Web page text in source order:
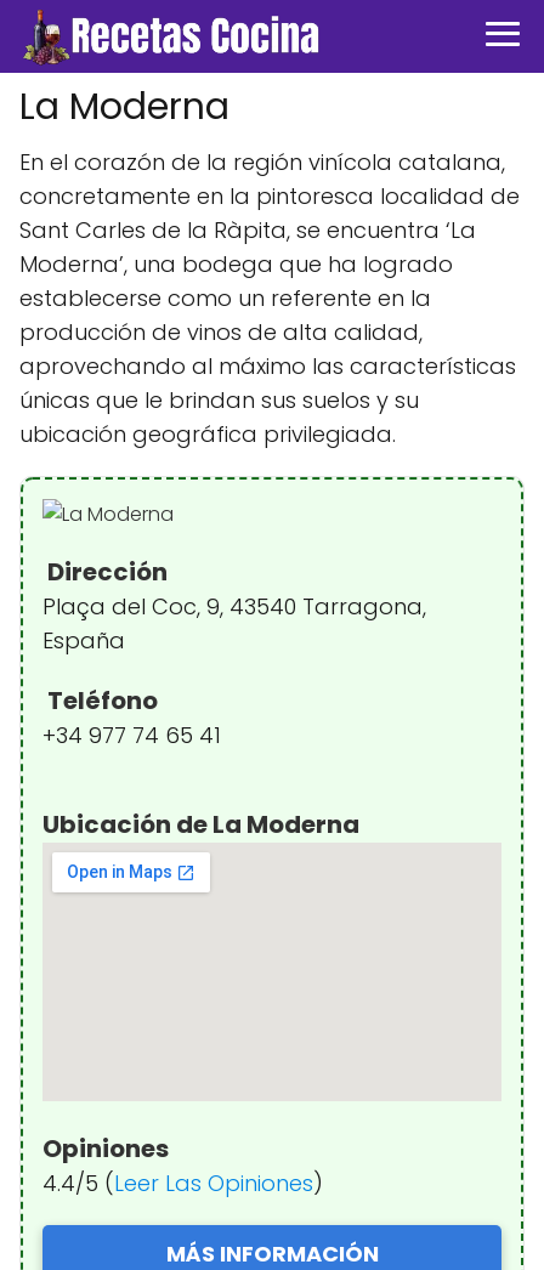
La Moderna
En el corazón de la región vinícola catalana,
concretamente en la pintoresca localidad de
Sant Carles de la Ràpita, se encuentra ‘La
Moderna’, una bodega que ha logrado
establecerse como un referente en la
producción de vinos de alta calidad,
aprovechando al máximo las características
únicas que le brindan sus suelos y su
ubicación geográfica privilegiada.
Dirección
Plaça del Coc, 9, 43540 Tarragona,
España
Teléfono
+34 977 74 65 41
Ubicación de La Moderna
Opiniones
4.4/5 (Leer Las Opiniones)
MÁS INFORMACIÓN